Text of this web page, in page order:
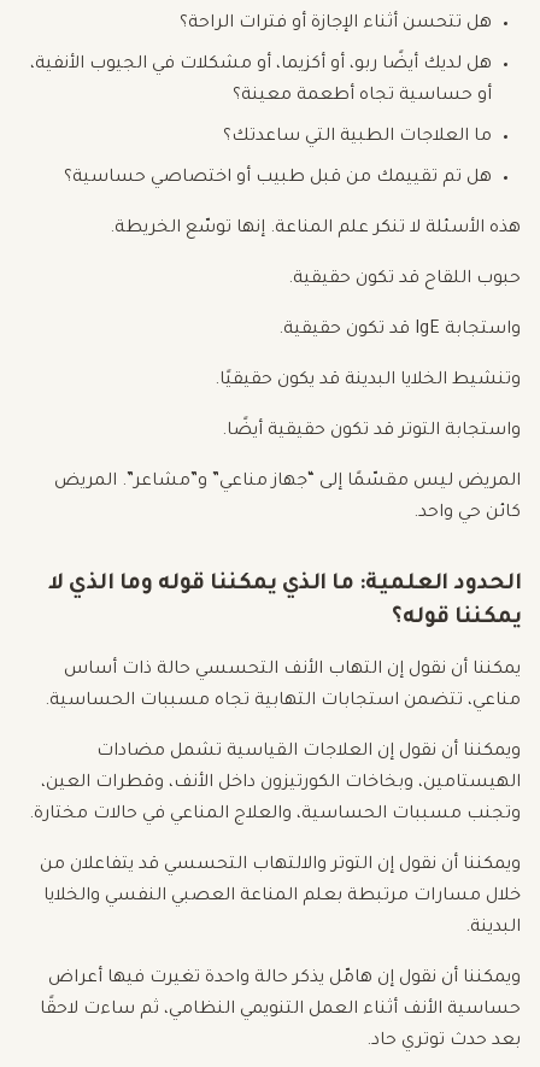
هل تتحسن أثناء الإجازة أو فترات الراحة؟
هل لديك أيضًا ربو، أو أكزيما، أو مشكلات في الجيوب الأنفية،
أو حساسية تجاه أطعمة معينة؟
ما العلاجات الطبية التي ساعدتك؟
هل تم تقييمك من قبل طبيب أو اختصاصي حساسية؟
هذه الأسئلة لا تنكر علم المناعة. إنها توسّع الخريطة.
حبوب اللقاح قد تكون حقيقية.
واستجابة IgE قد تكون حقيقية.
وتنشيط الخلايا البدينة قد يكون حقيقيًا.
واستجابة التوتر قد تكون حقيقية أيضًا.
المريض ليس مقسّمًا إلى “جهاز مناعي” و”مشاعر”. المريض
كائن حي واحد.
الحدود العلمية: ما الذي يمكننا قوله وما الذي لا
يمكننا قوله؟
يمكننا أن نقول إن التهاب الأنف التحسسي حالة ذات أساس
مناعي، تتضمن استجابات التهابية تجاه مسببات الحساسية.
ويمكننا أن نقول إن العلاجات القياسية تشمل مضادات
الهيستامين، وبخاخات الكورتيزون داخل الأنف، وقطرات العين،
وتجنب مسببات الحساسية، والعلاج المناعي في حالات مختارة.
ويمكننا أن نقول إن التوتر والالتهاب التحسسي قد يتفاعلان من
خلال مسارات مرتبطة بعلم المناعة العصبي النفسي والخلايا
البدينة.
ويمكننا أن نقول إن هامّل يذكر حالة واحدة تغيرت فيها أعراض
حساسية الأنف أثناء العمل التنويمي النظامي، ثم ساءت لاحقًا
بعد حدث توتري حاد.